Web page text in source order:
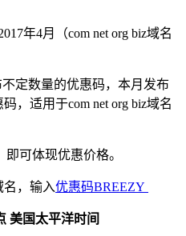
年4月（com net org biz域名
不定数量的优惠码，本月发布
，适用于com net org biz域名
可体现优惠价格。
名，输入优惠码BREEZY
美国太平洋时间